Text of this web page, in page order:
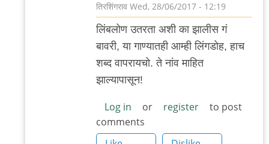
तिरशिंगराव Wed, 28/06/2017 - 12:19
In
reply
by
'न'वी
बाजू
लिंब‌लोण‌ उत‌र‌ता अशी का झालीस गं
बाव‌री, या गाण्यात‌ही आम्ही लिंग‌डोह‌, हाच‌
श‌ब्द‌ वाप‌राय‌चो. ते नांव माहित‌
झाल्यापासून‌!
Log in or register
to post
comments